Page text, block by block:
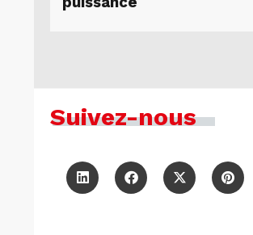
Suivez-nous